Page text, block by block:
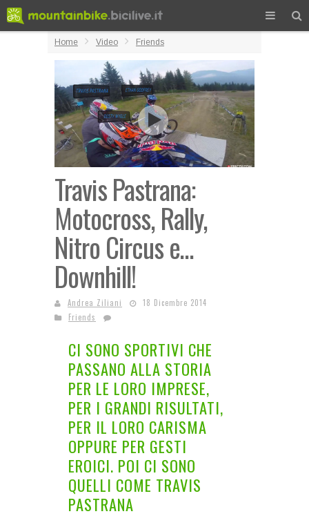
Home Video Friends
Travis Pastrana:
Motocross, Rally,
Nitro Circus e…
Downhill!
Andrea Ziliani
18 Dicembre 2014
Friends
CI SONO SPORTIVI CHE
PASSANO ALLA STORIA
PER LE LORO IMPRESE,
PER I GRANDI RISULTATI,
PER IL LORO CARISMA
OPPURE PER GESTI
EROICI. POI CI SONO
QUELLI COME TRAVIS
PASTRANA